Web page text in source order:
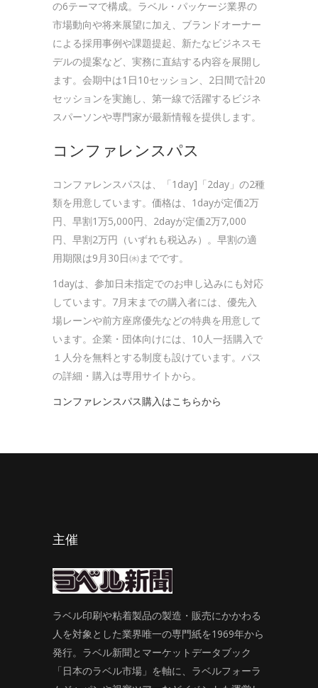
の6テーマで構成。ラベル・パッケージ業界の
市場動向や将来展望に加え、ブランドオーナー
による採用事例や課題提起、新たなビジネスモ
デルの提案など、実務に直結する内容を展開し
ます。会期中は1日10セッション、2日間で計20
セッションを実施し、第一線で活躍するビジネ
スパーソンや専門家が最新情報を提供します。
コンファレンスパス
コンファレンスパスは、「1day]「2day」の2種
類を用意しています。価格は、1dayが定価2万
円、早割1万5,000円、2dayが定価2万7,000
円、早割2万円（いずれも税込み）。早割の適
用期限は9月30日㈬までです。
1dayは、参加日未指定でのお申し込みにも対応
しています。7月末までの購入者には、優先入
場レーンや前方座席優先などの特典を用意して
います。企業・団体向けには、10人一括購入で
１人分を無料とする制度も設けています。パス
の詳細・購入は専用サイトから。
コンファレンスパス購入はこちらから
主催
ラベル印刷や粘着製品の製造・販売にかかわる
人を対象とした業界唯一の専門紙を1969年から
発行。ラベル新聞とマーケットデータブック
「日本のラベル市場」を軸に、ラベルフォーラ